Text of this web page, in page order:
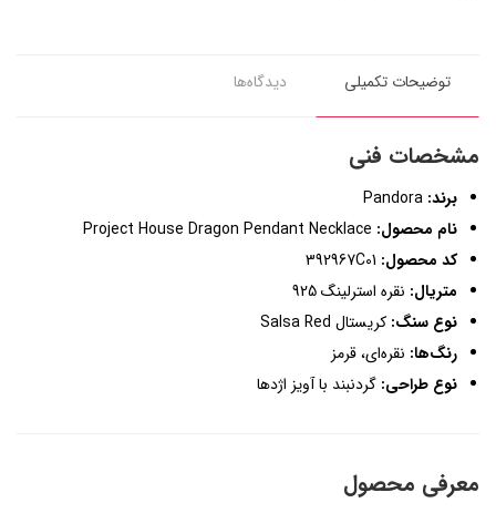
توضیحات تکمیلی دیدگاه‌ها
مشخصات فنی
برند:
نام محصول:
کد محصول:
متریال: نقره استرلینگ 925
نوع سنگ: کریستال Salsa Red
رنگ‌ها: نقره‌ای، قرمز
نوع طراحی: گردنبند با آویز اژدها
معرفی محصول